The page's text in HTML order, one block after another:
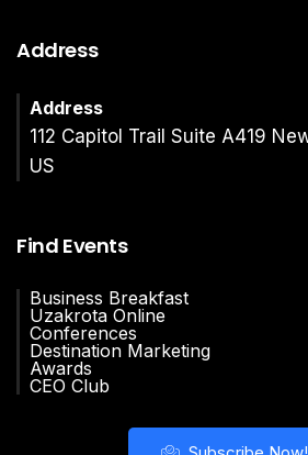
Address
Address
112 Capitol Trail Suite A419
US
Find Events
Business Breakfast
Uzakrota Online
Conferences
Destination Marketing
Awards
CEO Club